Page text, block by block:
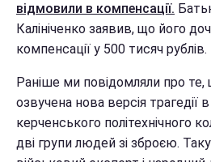
відмовили в компенсації.
Калініченко заявив, що його
компенсації у 500 тисяч рублів.
Раніше ми повідомляли про
озвучена нова версія трагедії
керченського політехнічного
дві групи людей зі зброєю.